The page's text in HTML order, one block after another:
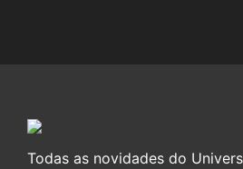
Todas as novidades do